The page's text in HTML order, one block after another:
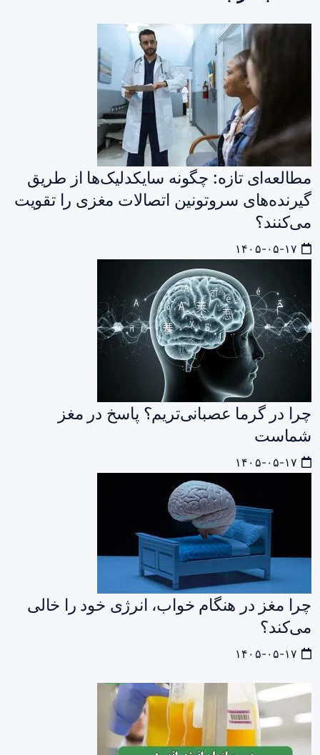
مطالعه‌ای تازه: چگونه سایکدلیک‌ها از طریق
گیرنده‌های سروتونین اتصالات مغزی را تقویت
می‌کنند؟
چرا در گرما عصبانی‌تریم؟ پاسخ در مغز
شماست
چرا مغز در هنگام خواب، انرژی خود را خالی
می‌کند؟